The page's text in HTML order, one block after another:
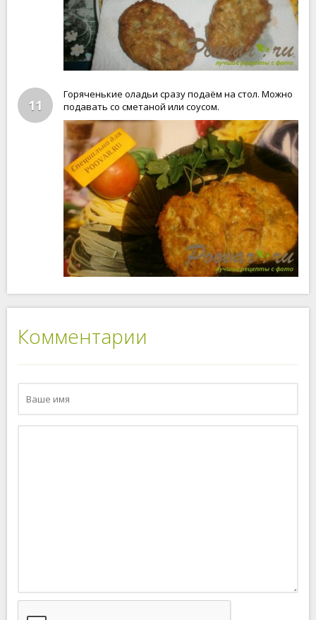
11
Горяченькие оладьи сразу подаём на стол. Можно
подавать со сметаной или соусом.
Комментарии